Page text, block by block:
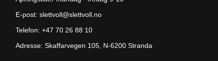
E-post: slettvoll@slettvoll.no
Telefon: +47 70 26 88 10
Adresse: Skaffarvegen 105, N-6200 Stranda